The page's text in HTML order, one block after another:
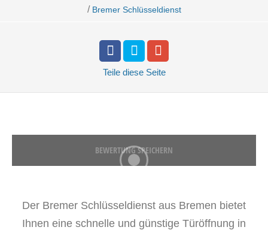
/ Bremer Schlüsseldienst
Teile diese Seite
BEWERTUNG SPEICHERN
Der Bremer Schlüsseldienst aus Bremen bietet
Ihnen eine schnelle und günstige Türöffnung in